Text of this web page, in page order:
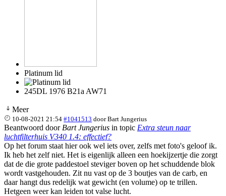
Platinum lid
245DL 1976 B21a AW71
Meer
10-08-2021 21:54 #1041513 doorBart Jungerius
Beantwoord door Bart Jungerius in topic Extra steun naar
luchtfilterhuis V340 1.4: effectief?
Op het forum staat hier ook wel iets over, zelfs met foto's geloof ik.
Ik heb het zelf niet. Het is eigenlijk alleen een hoekijzertje die zorgt
dat de die grote paddestoel steviger boven op het schuddende blok
wordt vastgehouden. Zit nu vast op de 3 boutjes van de carb, en
daar hangt dus redelijk wat gewicht (en volume) op te trillen.
Hetgeen weer kan leiden tot valse lucht.